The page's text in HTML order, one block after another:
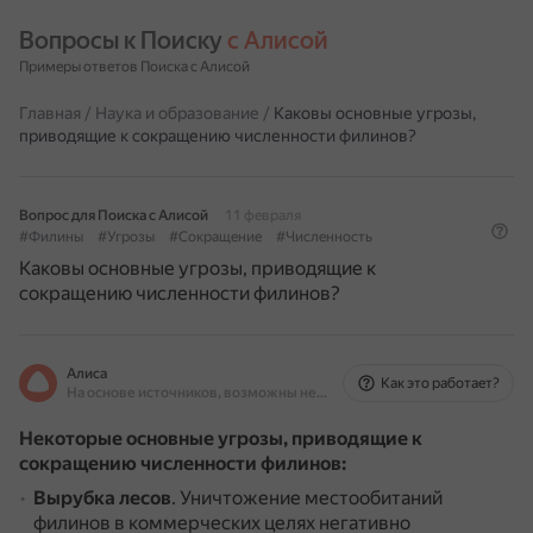
Вопросы к Поиску с Алисой
Примеры ответов Поиска с Алисой
Главная / Наука и образование / Каковы основные угрозы,
приводящие к сокращению численности филинов?
Вопрос для Поиска с Алисой
11 февраля
#Филины
#Угрозы #Сокращение #Численность
Каковы основные угрозы, приводящие к
сокращению численности филинов?
Алиса
На основе источников, возможны неточности
Как это работает?
Некоторые основные угрозы, приводящие к
сокращению численности филинов:
Вырубка лесов. Уничтожение местообитаний
филинов в коммерческих целях негативно